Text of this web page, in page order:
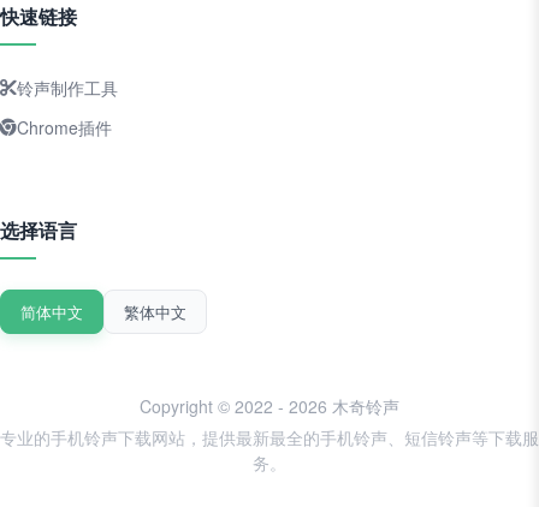
快速链接
铃声制作工具
Chrome插件
选择语言
简体中文 繁体中文
Copyright © 2022 - 2026 木奇铃声
专业的手机铃声下载网站，提供最新最全的手机铃声、短信铃声等下载服
务。